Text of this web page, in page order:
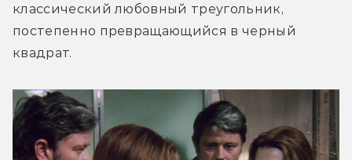
классический любовный треугольник,
постепенно превращающийся в черный
квадрат.